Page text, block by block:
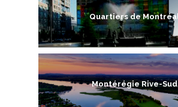
Quartiers de
Montérégie Rive-Sud